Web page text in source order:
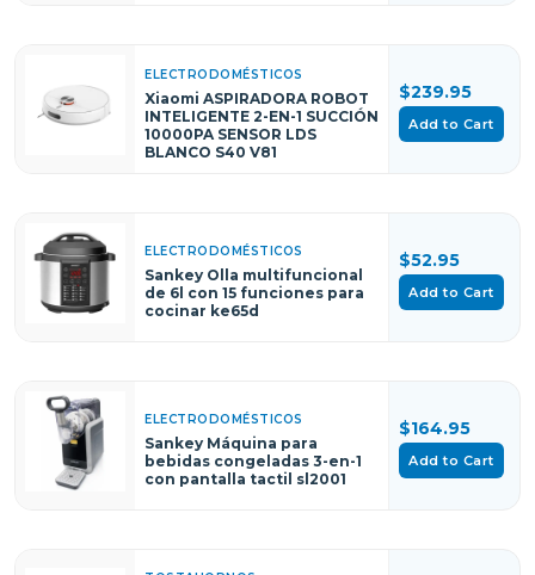
ELECTRODOMÉSTICOS
Xiaomi ASPIRADORA ROBOT
INTELIGENTE 2-EN-1 SUCCIÓN
10000PA SENSOR LDS
BLANCO S40 V81
$239.95
Add to Cart
ELECTRODOMÉSTICOS
Sankey Olla multifuncional
de 6l con 15 funciones para
cocinar ke65d
$52.95
Add to Cart
ELECTRODOMÉSTICOS
Sankey Máquina para
bebidas congeladas 3-en-1
con pantalla tactil sl2001
$164.95
Add to Cart